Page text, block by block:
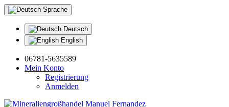
Sprache
Deutsch
English
06781-5635589
Mein Konto
Registrierung
Anmelden